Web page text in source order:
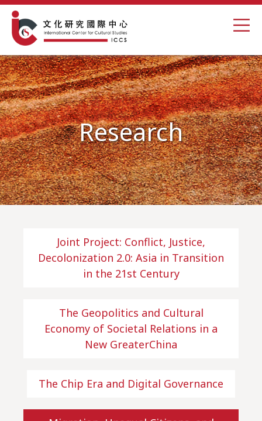
Research
Joint Project: Conflict, Justice,
Decolonization 2.0: Asia in Transition
in the 21st Century
The Geopolitics and Cultural
Economy of Societal Relations in a
New GreaterChina
The Chip Era and Digital Governance